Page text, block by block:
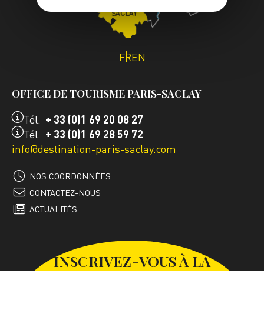
FREN
OFFICE DE TOURISME PARIS-SACLAY
Tél. + 33 (0)1 69 20 08 27
Tél. + 33 (0)1 69 28 59 72
info@destination-paris-saclay.com
NOS COORDONNÉES
CONTACTEZ-NOUS
ACTUALITÉS
INSCRIVEZ-VOUS À LA